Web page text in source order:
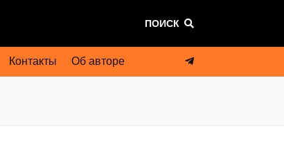
ПОИСК
Контакты Об авторе